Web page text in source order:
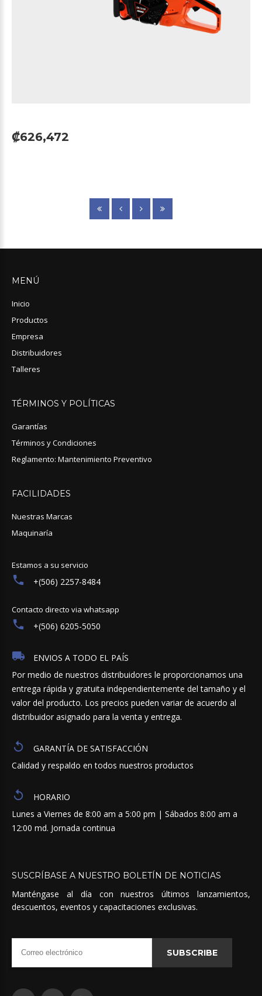
₡626,472
MENÚ
Inicio
Productos
Empresa
Distribuidores
Talleres
TÉRMINOS Y POLÍTICAS
Garantías
Términos y Condiciones
Reglamento: Mantenimiento Preventivo
FACILIDADES
Nuestras Marcas
Maquinaría
Estamos a su servicio
+(506) 2257-8484
Contacto directo via whatsapp
+(506) 6205-5050
ENVIOS A TODO EL PAÍS
Por medio de nuestros distribuidores le proporcionamos una
entrega rápida y gratuita independientemente del tamaño y el
valor del producto. Los precios pueden variar de acuerdo al
distribuidor asignado para la venta y entrega.
GARANTÍA DE SATISFACCIÓN
Calidad y respaldo en todos nuestros productos
HORARIO
Lunes a Viernes de 8:00 am a 5:00 pm | Sábados 8:00 am a
12:00 md. Jornada continua
SUSCRÍBASE A NUESTRO BOLETÍN DE NOTICIAS
Manténgase al día con nuestros últimos lanzamientos,
descuentos, eventos y capacitaciones exclusivas.
SUBSCRIBE